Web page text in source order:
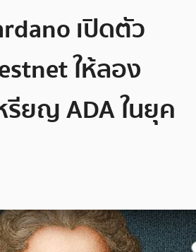
เปิดตัว
ให้ลอง
รียญ ADA ในยุค